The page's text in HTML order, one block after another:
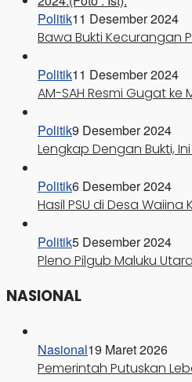
Politik11 Desember 2024
Bawa Bukti Kecurangan
Politik11 Desember 2024
AM-SAH Resmi Gugat
Politik9 Desember 2024
Lengkap Dengan Bukti,
Politik6 Desember 2024
Hasil PSU di Desa Waiina
Politik5 Desember 2024
Pleno Pilgub Maluku
NASIONAL
Nasional19 Maret 2026
Pemerintah Putuskan